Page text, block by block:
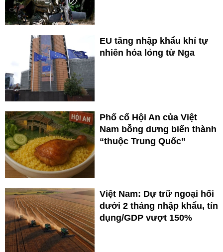
EU tăng nhập khẩu khí tự
nhiên hóa lỏng từ Nga
Phố cổ Hội An của Việt
Nam bỗng dưng biến thành
“thuộc Trung Quốc”
Việt Nam: Dự trữ ngoại hối
dưới 2 tháng nhập khẩu, tín
dụng/GDP vượt 150%